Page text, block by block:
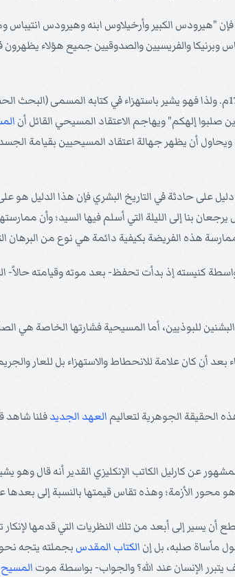
"هيرودس الكبير وأرخيلاوس ابنه وهيرودس انتيباس
والفريسيين والصدوقيين جميع هؤلاء يظهرون
صلبوا إلهكم" ويهاجم الاعتقاد المسيحي القائل أن
أن يظهر جهالة اعتقاد المسيحيين بقيامة
على حادثة في التاريخ البشري فإن هذا الدليل هو
بنا إلى الليلة التي أسلم فيها السيد؛ وأن
هذه الفريضة بكيفية دائمة هي نوع من البرهان
كنيسته إذ بدأت تحفظ- بعد موته وقيامته حالاً-
للبوذيين، أما المسيحية فشارتها الخاصة هي
أن كان علامة للانحطاط والاستهزاء بل للعار
الحقيقة الجوهرية لتعاليم العهد الجديدفلنا شاهد
عن كارليل الكاتب الإنكليزي القدير أنه قال وهو
محور الأزمة؛ وهذه تقاس قيمتها بالنسبة إلى بعدها
أن يسير إلى أبعد من تلك النظريات التي قدمها
مأساة صلبه، بل إن الكتاب المقدس بجملته يتجه
الإنسان عند الله؟ والجواب- بواسطة موت المسيح